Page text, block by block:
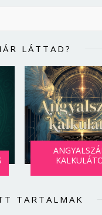
LÁTTAD?
TARTALMAK